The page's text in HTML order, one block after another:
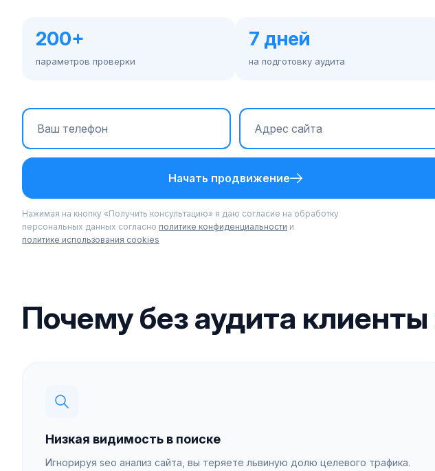
200+
параметров проверки
7 дней
на подготовку аудита
Начать продвижение
Нажимая на кнопку «Получить консультацию» я даю согласие на обработку
персональных данных согласно политике конфиденциальности и
политике использования cookies
Почему без аудита клиенты
Низкая видимость в поиске
Игнорируя seo анализ сайта, вы теряете львиную долю целевого трафика.